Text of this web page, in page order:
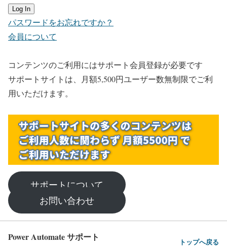
パスワードをお忘れですか？
会員について
コンテンツのご利用にはサポート会員登録が必要です
サポートサイトは、月額5,500円ユーザー数無制限でご利
用いただけます。
サポートについて
お問い合わせ
Power Automate サポート トップへ戻る